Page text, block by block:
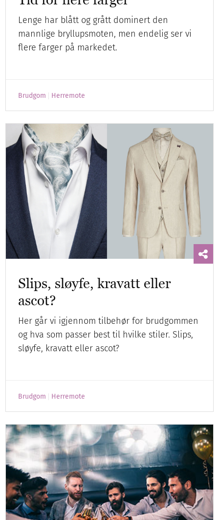
Lenge har blått og grått dominert den
mannlige bryllupsmoten, men endelig ser vi
flere farger på markedet.
Brudgom Herremote
Slips, sløyfe, kravatt eller
ascot?
Her går vi igjennom tilbehør for brudgommen
og hva som passer best til hvilke stiler. Slips,
sløyfe, kravatt eller ascot?
Brudgom Herremote